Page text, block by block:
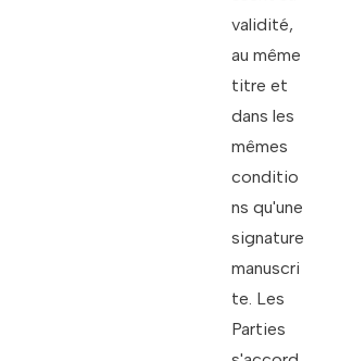
validité,
au même
titre et
dans les
mêmes
conditio
ns qu'une
signature
manuscri
te. Les
Parties